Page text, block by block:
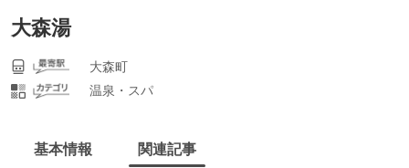
大森湯
大森町
温泉・スパ
基本情報 関連記事